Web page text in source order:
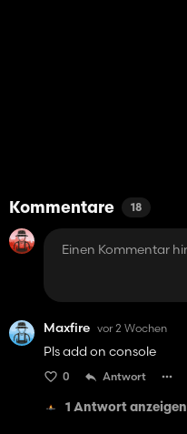
Kommentare 18
Maxfire vor 2 Wochen
Pls add on console
0 Antwort
1 Antwort anzeigen